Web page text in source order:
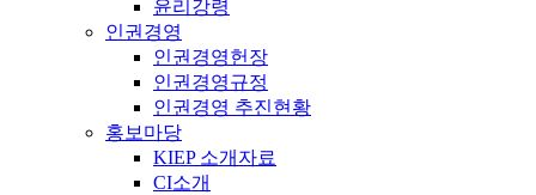
윤리강령
인권경영
인권경영헌장
인권경영규정
인권경영 추진현황
홍보마당
KIEP 소개자료
CI소개